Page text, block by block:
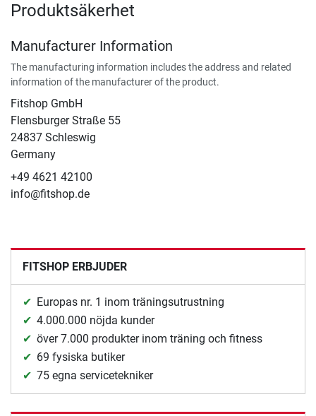
Produktsäkerhet
Manufacturer Information
The manufacturing information includes the address and related
information of the manufacturer of the product.
Fitshop GmbH
Flensburger Straße 55
24837 Schleswig
Germany
+49 4621 42100
info@fitshop.de
FITSHOP ERBJUDER
Europas nr. 1 inom träningsutrustning
4.000.000 nöjda kunder
över 7.000 produkter inom träning och fitness
69 fysiska butiker
75 egna servicetekniker